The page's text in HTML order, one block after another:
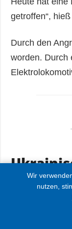
getroffen“,
Durch den
worden. Durch
Wir
nutzen,